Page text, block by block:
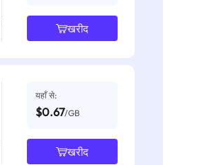
खरीद
यहाँ से:
$0.67/GB
खरीद